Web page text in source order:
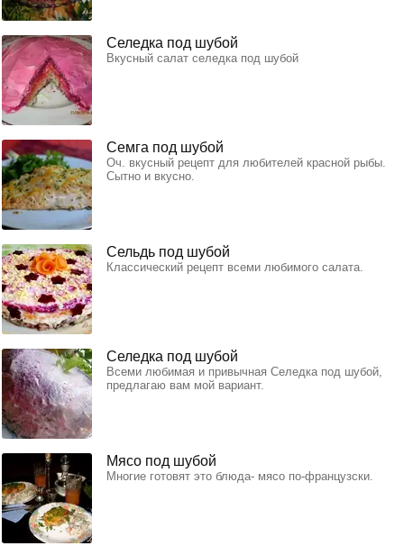
Селедка под шубой
Вкусный салат селедка под шубой
Семга под шубой
Оч. вкусный рецепт для любителей красной рыбы.
Сытно и вкусно.
Сельдь под шубой
Классический рецепт всеми любимого салата.
Селедка под шубой
Всеми любимая и привычная Селедка под шубой,
предлагаю вам мой вариант.
Мясо под шубой
Многие готовят это блюда- мясо по-французски.